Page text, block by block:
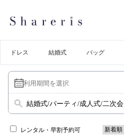
ドレス 結婚式 バッグ
結婚式/パーティ/成人式/二次会
レンタル・早割予約可